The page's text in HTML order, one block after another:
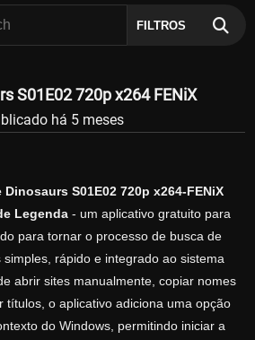
FILTROS
S01E02 720p x264 FENiX
há 5 meses
Dinosaurs S01E02 720p x264-FENiX
Legenda - um aplicativo gratuito para
para tornar o processo de busca de
simples, rápido e integrado ao sistema
abrir sites manualmente, copiar nomes
títulos, o aplicativo adiciona uma opção
do Windows, permitindo iniciar a